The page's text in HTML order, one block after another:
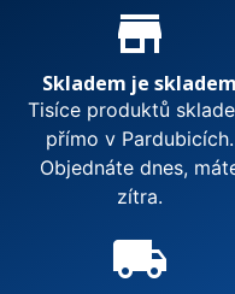
Proč nakupovat u
store_mall_directory
Skladem je skladem
Tisíce produktů
přímo v Pardubicích.
Objednáte dnes,
zítra.
local_shipping